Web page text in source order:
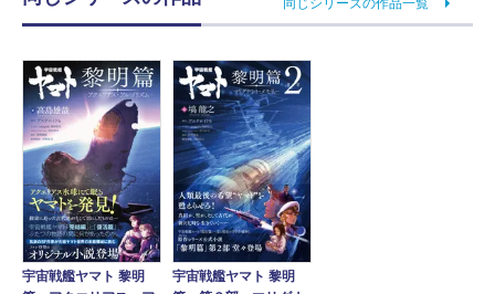
宇宙戦艦ヤマト 黎明
宇宙戦艦ヤマト 黎明